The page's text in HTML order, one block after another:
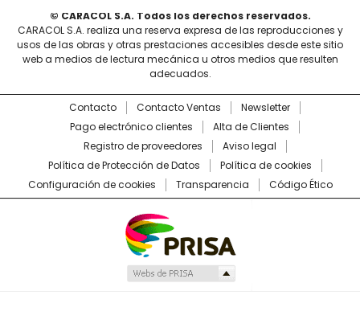
© CARACOL S.A. Todos los derechos reservados.
CARACOL S.A. realiza una reserva expresa de las reproducciones y
usos de las obras y otras prestaciones accesibles desde este sitio
web a medios de lectura mecánica u otros medios que resulten
adecuados.
Contacto Contacto Ventas
Newsletter
Pago electrónico clientes
Alta de Clientes
Registro de proveedores
Aviso legal
Política de Protección de Datos
Política de cookies
Configuración de cookies
Transparencia Código Ético